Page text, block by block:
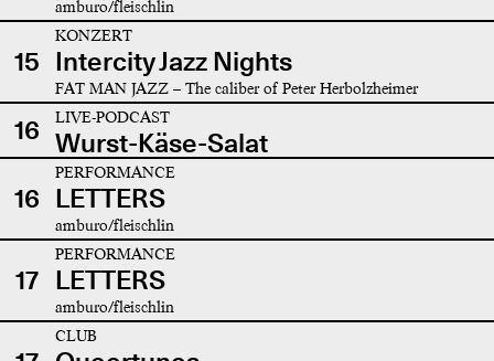
amburo/fleischlin
15
KONZERT
Intercity Jazz Nights
FAT MAN JAZZ – The caliber of Peter Herbolzheimer
16 LIVE-PODCAST
Wurst-Käse-Salat
16
PERFORMANCE
LETTERS
amburo/fleischlin
17
PERFORMANCE
LETTERS
amburo/fleischlin
CLUB